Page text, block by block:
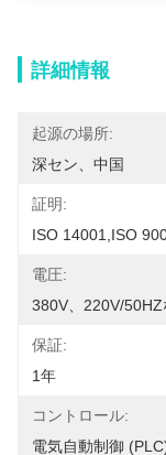
詳細情報
起源の場所:
深セン、中国
証明:
ISO 14001,ISO
電圧:
380V、220V/
保証:
1年
コントロール:
電気自動制御